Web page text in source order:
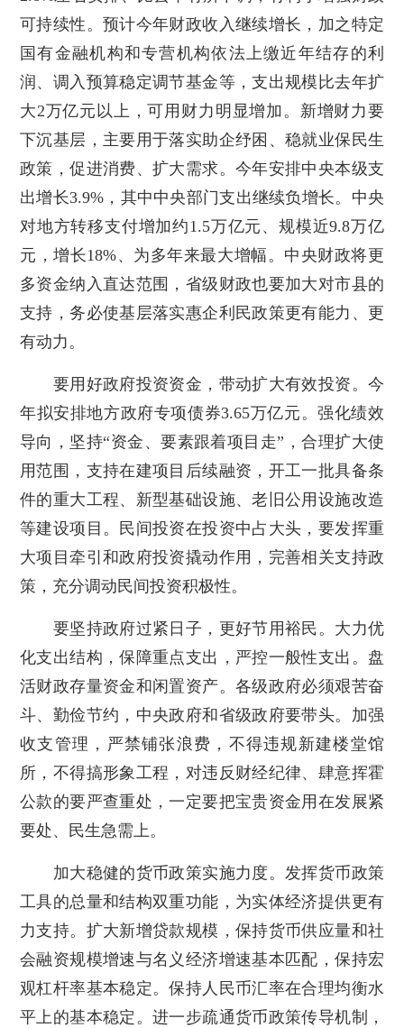
可持续性。预计今年财政收入继续增长，加之特定
国有金融机构和专营机构依法上缴近年结存的利
润、调入预算稳定调节基金等，支出规模比去年扩
大2万亿元以上，可用财力明显增加。新增财力要
下沉基层，主要用于落实助企纾困、稳就业保民生
政策，促进消费、扩大需求。今年安排中央本级支
出增长3.9%，其中中央部门支出继续负增长。中央
对地方转移支付增加约1.5万亿元、规模近9.8万亿
元，增长18%、为多年来最大增幅。中央财政将更
多资金纳入直达范围，省级财政也要加大对市县的
支持，务必使基层落实惠企利民政策更有能力、更
有动力。
要用好政府投资资金，带动扩大有效投资。今
年拟安排地方政府专项债券3.65万亿元。强化绩效
导向，坚持“资金、要素跟着项目走”，合理扩大使
用范围，支持在建项目后续融资，开工一批具备条
件的重大工程、新型基础设施、老旧公用设施改造
等建设项目。民间投资在投资中占大头，要发挥重
大项目牵引和政府投资撬动作用，完善相关支持政
策，充分调动民间投资积极性。
要坚持政府过紧日子，更好节用裕民。大力优
化支出结构，保障重点支出，严控一般性支出。盘
活财政存量资金和闲置资产。各级政府必须艰苦奋
斗、勤俭节约，中央政府和省级政府要带头。加强
收支管理，严禁铺张浪费，不得违规新建楼堂馆
所，不得搞形象工程，对违反财经纪律、肆意挥霍
公款的要严查重处，一定要把宝贵资金用在发展紧
要处、民生急需上。
加大稳健的货币政策实施力度。发挥货币政策
工具的总量和结构双重功能，为实体经济提供更有
力支持。扩大新增贷款规模，保持货币供应量和社
会融资规模增速与名义经济增速基本匹配，保持宏
观杠杆率基本稳定。保持人民币汇率在合理均衡水
平上的基本稳定。进一步疏通货币政策传导机制，